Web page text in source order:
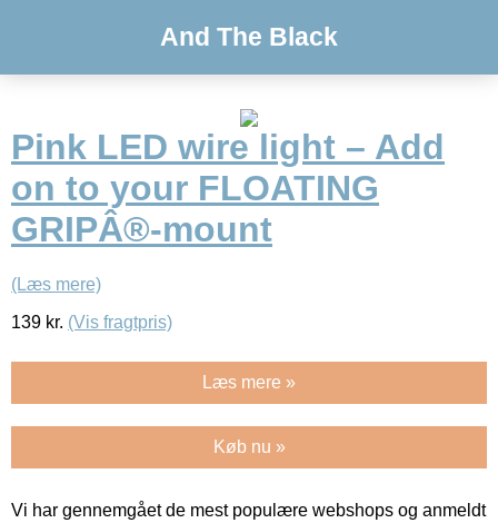
And The Black
Pink LED wire light – Add
on to your FLOATING
GRIPÂ®-mount
(Læs mere)
139 kr. (Vis fragtpris)
Læs mere »
Køb nu »
Vi har gennemgået de mest populære webshops og anmeldt